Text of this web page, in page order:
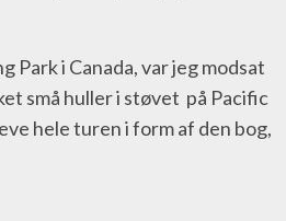
Park i Canada, var jeg modsat
små huller i støvet på Pacific
hele turen i form af den bog,